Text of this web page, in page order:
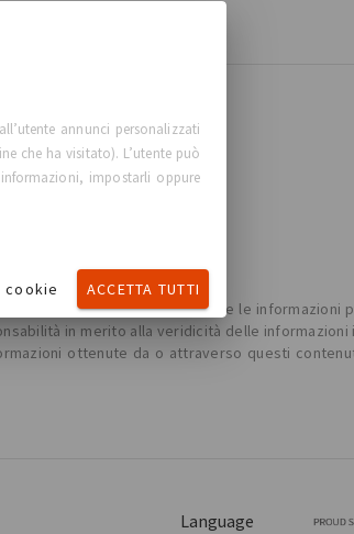
Tutti i contenuti e le informazioni
in merito alla veridicità delle
ottenute da o attraverso questi
Language
annunci personalizzati
che ha visitato). L’utente può
impostarli oppure
cookie ACCETTA TUTTI